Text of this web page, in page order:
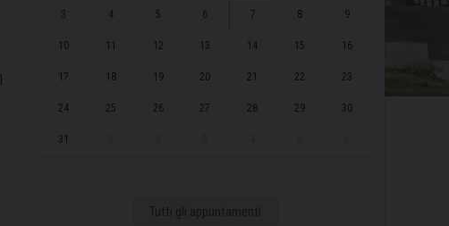
3 4 5 6 7 8 9
10 11 12 13 14 15 16
17 18 19 20 21 22 23
24 25 26 27 28 29 30
31